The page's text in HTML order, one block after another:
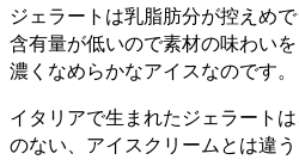
ジェラートは乳脂肪分が控えめ
含有量が低いので素材の味わい
濃くなめらかなアイスなのです。
イタリアで生まれたジェラート
のない、アイスクリームとは違う